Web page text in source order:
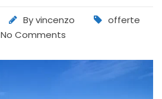
Byvincenzo
offerte
No Comments